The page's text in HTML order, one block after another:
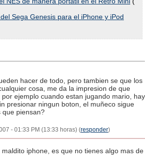
Sega Genesis para el iPhone y iPod
hacer de todo, pero tambien se que los
cosa, me da la impresion de que
ejemplo cuando estan jugando mario, hay
presionar ningun boton, el muñeco sigue
que piensan?
- 01:33 PM (13:33 horas) (responder)
iphone, es que no tienes algo mas de